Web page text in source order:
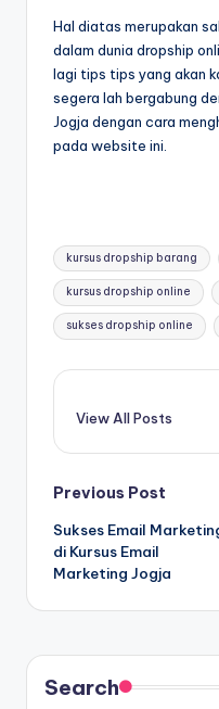
Hal diatas merupakan
dalam dunia dropship
lagi tips tips yang akan
segera lah bergabung
Jogja dengan cara
pada website ini.
kursus dropship barang
kursus dropship online
sukses dropship online
View All Posts
Previous Post
Sukses Email
di Kursus Email
Marketing Jogja
Search